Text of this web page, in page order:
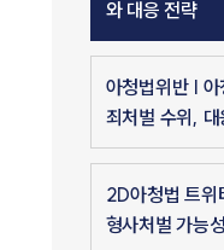
와 대응 전략
아청법위반 |
죄처벌 수위, 대
2D아청법 트위
형사처벌 가능성